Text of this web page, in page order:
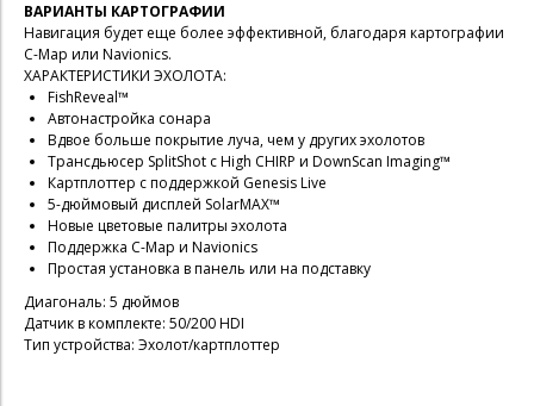
ВАРИАНТЫ КАРТОГРАФИИ
Навигация будет еще более эффективной, благодаря картографии
С-Map или Navionics.
ХАРАКТЕРИСТИКИ ЭХОЛОТА:
FishReveal™
Автонастройка сонара
Вдвое больше покрытие луча, чем у других эхолотов
Трансдьюсер SplitShot с High CHIRP и DownScan Imaging™
Картплоттер с поддержкой Genesis Live
5-дюймовый дисплей SolarMAX™
Новые цветовые палитры эхолота
Поддержка С-Map и Navionics
Простая установка в панель или на подставку
Диагональ: 5 дюймов
Датчик в комплекте: 50/200 HDI
Тип устройства: Эхолот/картплоттер